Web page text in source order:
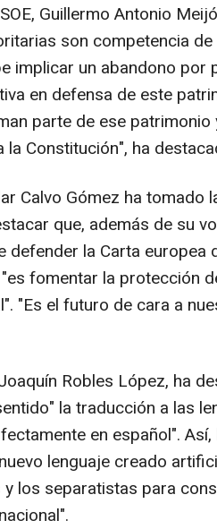
Guillermo Antonio
son competencia
implicar un abandono por
en defensa de este
parte de ese patrimonio
Constitución", ha
Calvo Gómez ha tomado
que, además de su
defender la Carta europea
fomentar la protección
"Es el futuro de cara a
Robles López, ha
la traducción a las
en español".
lenguaje creado
los separatistas para